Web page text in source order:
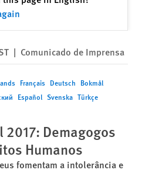
| Comunicado de Imprensa
Français Deutsch Bokmål
Español Svenska Türkçe
Demagogos
Humanos
fomentam a intolerância e